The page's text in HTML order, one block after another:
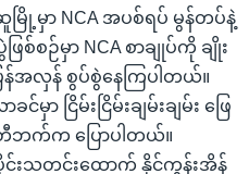
မြို့မှာ NCA အပစ်ရပ် မွန်တပ်နဲ့
စဉ်မှာ NCA စာချုပ်ကို ချိုး
အလှန် စွပ်စွဲနေကြပါတယ်။
ာ ငြိမ်းငြိမ်းချမ်းချမ်း ဖြေ
ဘက်က ပြောပါတယ်။
းသတင်းထောက် နိုင်ကွန်းအိန်